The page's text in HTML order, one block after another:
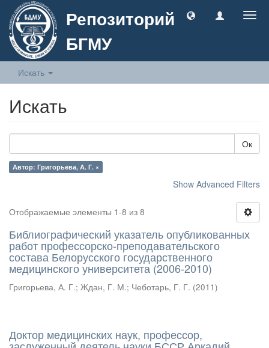
Репозиторий
БГМУ
Искать
Искать
Ок
Автор: Григорьева, А. Г. ×
Show Advanced Filters
Отображаемые элементы 1-8 из 8
Библиографический указатель опубликованных
работ профессорско-преподавательского
состава Белорусского государственного
медицинского университета (2006-2010)
Григорьева, А. Г.; Ждан, Г. М.; Чеботарь, Г. Г. (2011)
Доктор медицинских наук, профессор,